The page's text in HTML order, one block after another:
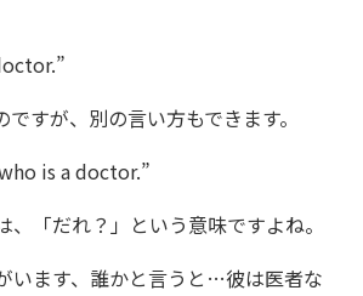
ですが、別の言い方もできます。
is a doctor.”
、「だれ？」という意味ですよね。
います、誰かと言うと…彼は医者な